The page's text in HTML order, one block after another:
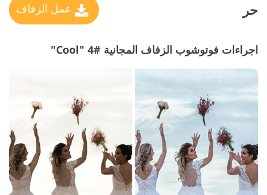
حر عمل الزفاف
اجراءات فوتوشوب الزفاف المجانية #4 "Cool"